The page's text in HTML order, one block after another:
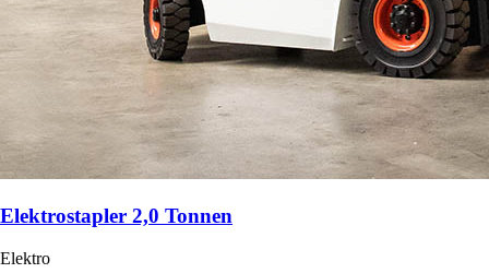
Elektrostapler 2,0 Tonnen
Elektro